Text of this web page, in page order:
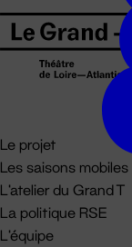
Le projet
Les saisons mobiles
L'atelier du Grand T
La politique RSE
L'équipe